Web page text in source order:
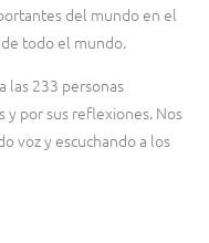
del mundo en el
todo el mundo.
las 233 personas
y por sus reflexiones. Nos
voz y escuchando a los